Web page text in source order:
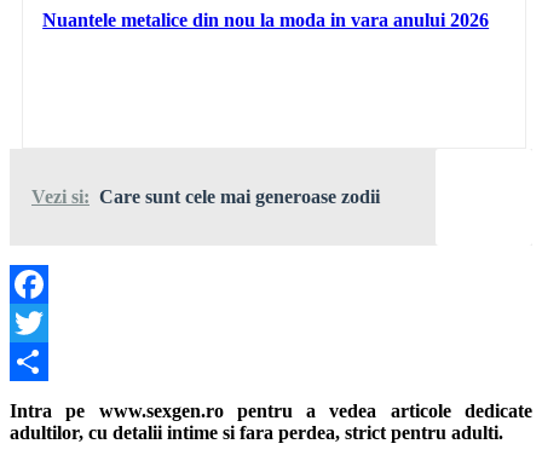
Nuantele metalice din nou la moda in vara anului 2026
Vezi si: Care sunt cele mai generoase zodii
Facebook
Twitter
Share
Intra pe www.sexgen.ro pentru a vedea articole dedicate
adultilor, cu detalii intime si fara perdea, strict pentru adulti.